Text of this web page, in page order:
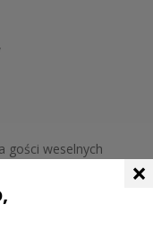
gości weselnych
×